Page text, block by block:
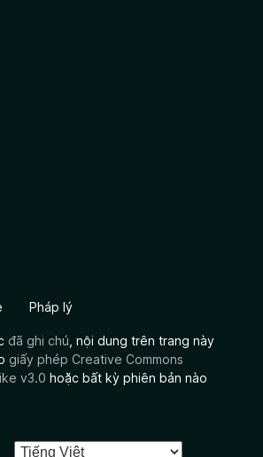
Pháp lý
đã ghi chú , nội dung trên trang này
giấy phép Creative Commons
v3.0 hoặc bất kỳ phiên bản nào